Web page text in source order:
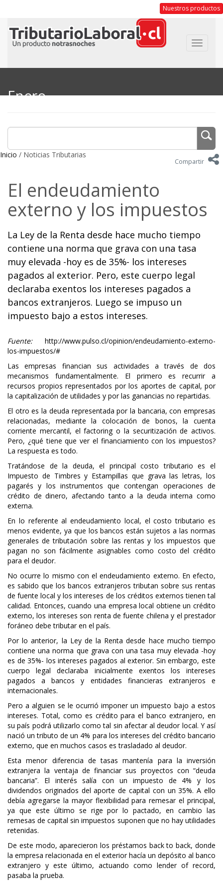
Nuestros productos
Toggle
Enero
Inicio / Noticias Tributarias
Compartir
El endeudamiento
externo y los impuestos
La Ley de la Renta desde hace mucho tiempo
contiene una norma que grava con una tasa
muy elevada -hoy es de 35%- los intereses
pagados al exterior. Pero, este cuerpo legal
declaraba exentos los intereses pagados a
bancos extranjeros. Luego se impuso un
impuesto bajo a estos intereses.
Fuente: http://www.pulso.cl/opinion/endeudamiento-externo-
los-impuestos/#
Las empresas financian sus actividades a través de dos
mecanismos fundamentalmente. El primero es recurrir a
recursos propios representados por los aportes de capital, por
la capitalización de utilidades y por las ganancias no repartidas.
El otro es la deuda representada por la bancaria, con empresas
relacionadas, mediante la colocación de bonos, la cuenta
corriente mercantil, el factoring o la securitización de activos.
Pero, ¿qué tiene que ver el financiamiento con los impuestos?
La respuesta es todo.
Tratándose de la deuda, el principal costo tributario es el
Impuesto de Timbres y Estampillas que grava las letras, los
pagarés y los instrumentos que contengan operaciones de
crédito de dinero, afectando tanto a la deuda interna como
externa.
En lo referente al endeudamiento local, el costo tributario es
menos evidente, ya que los bancos están sujetos a las normas
generales de tributación sobre las rentas y los impuestos que
pagan no son fácilmente asignables como costo del crédito
para el deudor.
No ocurre lo mismo con el endeudamiento externo. En efecto,
es sabido que los bancos extranjeros tributan sobre sus rentas
de fuente local y los intereses de los créditos externos tienen tal
calidad. Entonces, cuando una empresa local obtiene un crédito
externo, los intereses son renta de fuente chilena y el prestador
foráneo debe tributar en el país.
Por lo anterior, la Ley de la Renta desde hace mucho tiempo
contiene una norma que grava con una tasa muy elevada -hoy
es de 35%- los intereses pagados al exterior. Sin embargo, este
cuerpo legal declaraba inicialmente exentos los intereses
pagados a bancos y entidades financieras extranjeros e
internacionales.
Pero a alguien se le ocurrió imponer un impuesto bajo a estos
intereses. Total, como es crédito para el banco extranjero, en
su país podrá utilizarlo como tal sin afectar al deudor local. Y así
nació un tributo de un 4% para los intereses del crédito bancario
externo, que en muchos casos es trasladado al deudor.
Esta menor diferencia de tasas mantenía para la inversión
extranjera la ventaja de financiar sus proyectos con “deuda
bancaria”. El interés salía con un impuesto de 4% y los
dividendos originados del aporte de capital con un 35%. A ello
debía agregarse la mayor flexibilidad para remesar el principal,
ya que este último se rige por lo pactado, en cambio las
remesas de capital sin impuestos suponen que no hay utilidades
retenidas.
De este modo, aparecieron los préstamos back to back, donde
la empresa relacionada en el exterior hacía un depósito al banco
extranjero y este último, actuando como lender of record,
pasaba la prueba.